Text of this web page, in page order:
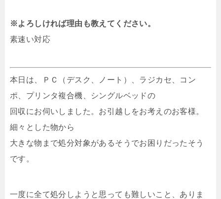
※よろしければ理由も教えてください。
素速い対応
本日は、ＰＣ（デスク、ノート）、ラジカセ、コン
ポ、プリンタ複合機、シングルベッドの
回収にお伺いしました。お引越しをお考えのお客様。
細々とした物から
大きな物まで処分対象があるそうでお困りだったそう
です。
一度に全て処分しようと思っても難しいこと、ありま